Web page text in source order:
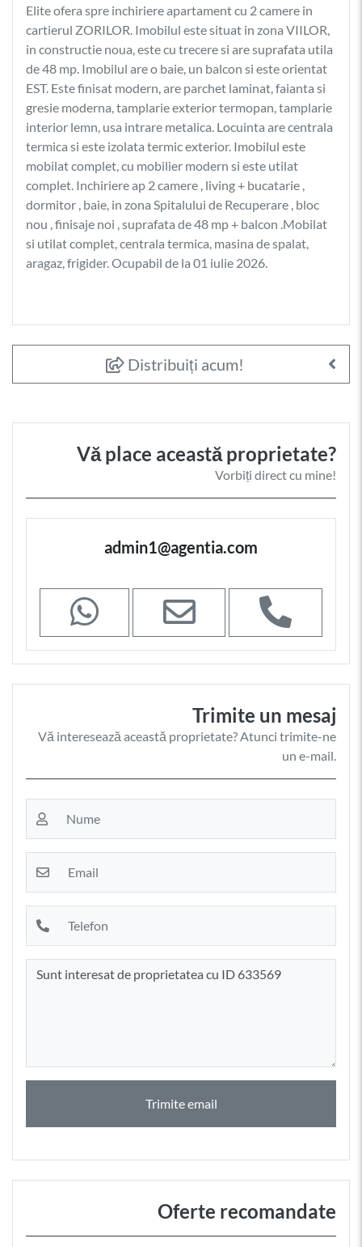
Elite ofera spre inchiriere apartament cu 2 camere in
cartierul ZORILOR. Imobilul este situat in zona VIILOR,
in constructie noua, este cu trecere si are suprafata utila
de 48 mp. Imobilul are o baie, un balcon si este orientat
EST. Este finisat modern, are parchet laminat, faianta si
gresie moderna, tamplarie exterior termopan, tamplarie
interior lemn, usa intrare metalica. Locuinta are centrala
termica si este izolata termic exterior. Imobilul este
mobilat complet, cu mobilier modern si este utilat
complet. Inchiriere ap 2 camere , living + bucatarie ,
dormitor , baie, in zona Spitalului de Recuperare , bloc
nou , finisaje noi , suprafata de 48 mp + balcon .Mobilat
si utilat complet, centrala termica, masina de spalat,
aragaz, frigider. Ocupabil de la 01 iulie 2026.
Distribuiți acum!
Vă place această proprietate?
Vorbiți direct cu mine!
admin1@agentia.com
Trimite un mesaj
Vă interesează această proprietate? Atunci trimite-ne
un e-mail.
Trimite email
Oferte recomandate